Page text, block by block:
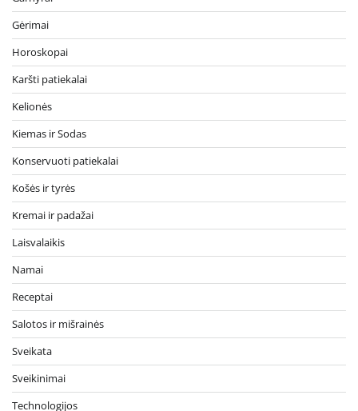
Gėrimai
Horoskopai
Karšti patiekalai
Kelionės
Kiemas ir Sodas
Konservuoti patiekalai
Košės ir tyrės
Kremai ir padažai
Laisvalaikis
Namai
Receptai
Salotos ir mišrainės
Sveikata
Sveikinimai
Technologijos